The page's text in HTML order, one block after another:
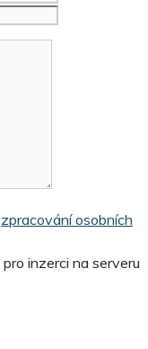
zpracování osobních
pro inzerci na serveru